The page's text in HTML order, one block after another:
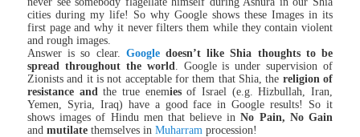
cities during my life! So why Google shows these Images in its
first page and why it never filters them while they contain violent
and rough images.
Answer is so clear. Googledoesn’t like Shia thoughts to be
spread throughout the world . Google is under supervision of
Zionists and it is not acceptable for them that Shia, the religion of
resistance and the true enemiesof Israel (e.g. Hizbullah, Iran,
Yemen, Syria, Iraq) have a good face in Google results! So it
shows images of Hindu men that believe inNo Pain, No Gain
andmutilatethemselves inMuharram procession!